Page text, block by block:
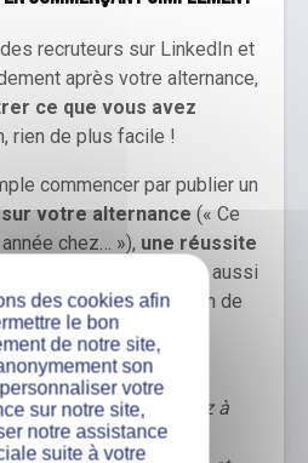
recruteurs sur LinkedIn et
après votre alternance,
ce que vous avez
rien de plus facile !
commencer par publier un
votre alternance (« Ce
chez… »), une réussite
êtes fier. Vous pouvez aussi
, à l’attention de
ou de votre école en
de visibilité, pensez à
ciblés(#alternance,
des cookies afin
le bon
de notre site,
son
votre
sur notre site,
notre assistance
suite à votre